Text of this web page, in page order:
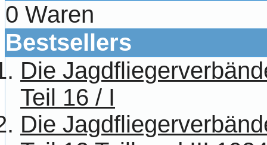
0 Waren
Bestsellers
Die
Teil 16 / I
Die